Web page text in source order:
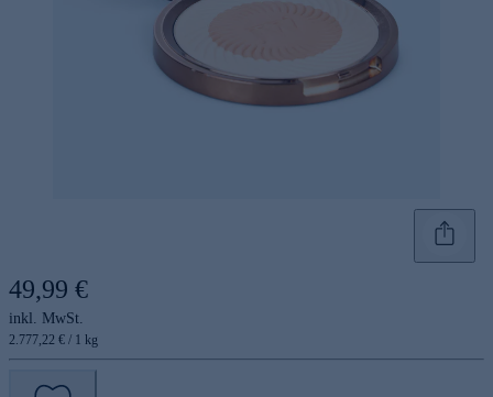
49,99 €
inkl. MwSt.
2.777,22 € / 1 kg